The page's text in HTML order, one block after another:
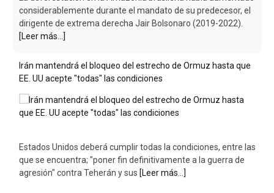
considerablemente durante el mandato de su predecesor, el
dirigente de extrema derecha Jair Bolsonaro (2019-2022).
[Leer más...]
Irán mantendrá el bloqueo del estrecho de Ormuz hasta que
EE. UU acepte "todas" las condiciones
Estados Unidos deberá cumplir todas la condiciones, entre las
que se encuentra; "poner fin definitivamente a la guerra de
agresión" contra Teherán y sus [Leer más...]